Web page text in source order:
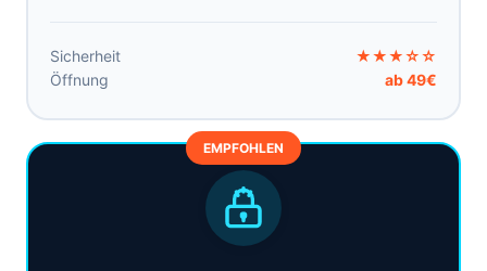
Sicherheit
★★★☆☆
Öffnung
ab 49€
EMPFOHLEN